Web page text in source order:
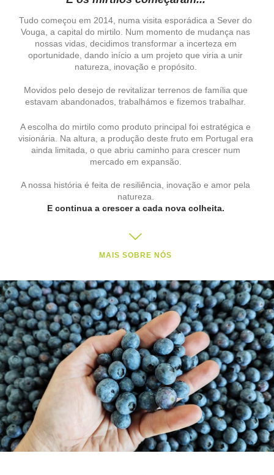
Tudo começou em 2014, numa visita esporádica a Sever do
Vouga, a capital do mirtilo. Num momento de mudança nas
nossas vidas, decidimos transformar a incerteza em
oportunidade, dando início a um projeto que viria a unir
natureza, inovação e propósito.
Movidos pelo desejo de revitalizar terrenos de família que
estavam abandonados, trabalhámos e fizemos trabalhar.
A escolha do mirtilo como produto principal foi estratégica e
visionária. Na altura, a produção deste fruto em Portugal era
ainda limitada, o que abriu caminho para crescer num
mercado em expansão.
A nossa história é feita de resiliência, inovação e amor pela
natureza.
E continua a crescer a cada nova colheita.
MAIS SOBRE NÓS